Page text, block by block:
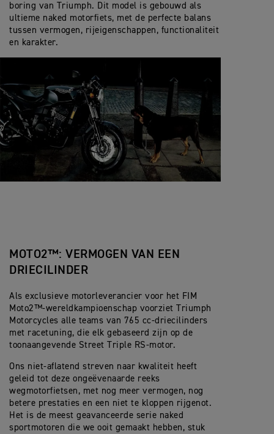
boring van Triumph. Dit model is gebouwd als
ultieme naked motorfiets, met de perfecte balans
tussen vermogen, rijeigenschappen, functionaliteit
en karakter.
MOTO2™: VERMOGEN VAN EEN
DRIECILINDER
Als exclusieve motorleverancier voor het FIM
Moto2™-wereldkampioenschap voorziet Triumph
Motorcycles alle teams van 765 cc-driecilinders
met racetuning, die elk gebaseerd zijn op de
toonaangevende Street Triple RS-motor.
Ons niet-aflatend streven naar kwaliteit heeft
geleid tot deze ongeëvenaarde reeks
wegmotorfietsen, met nog meer vermogen, nog
betere prestaties en een niet te kloppen rijgenot.
Het is de meest geavanceerde serie naked
sportmotoren die we ooit gemaakt hebben, stuk